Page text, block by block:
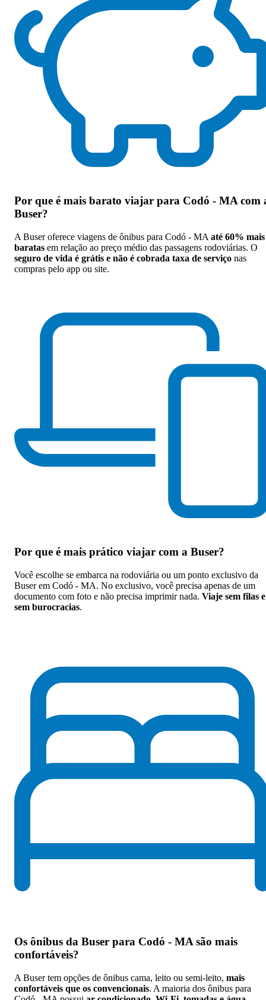
Por que é mais barato viajar para Codó - MA com
Buser?
A Buser oferece viagens de ônibus para Codó - MA até 60% mais
baratas em relação ao preço médio das passagens rodoviárias. O
seguro de vida é grátis e não é cobrada taxa de serviço nas
compras pelo app ou site.
Por que é mais prático viajar com a Buser?
Você escolhe se embarca na rodoviária ou um ponto exclusivo da
Buser em Codó - MA. No exclusivo, você precisa apenas de um
documento com foto e não precisa imprimir nada. Viaje sem filas e
sem burocracias.
Os ônibus da Buser para Codó - MA são mais
confortáveis?
A Buser tem opções de ônibus cama, leito ou semi-leito, mais
confortáveis que os convencionais. A maioria dos ônibus para